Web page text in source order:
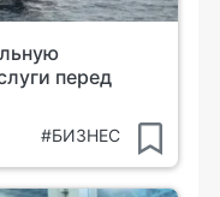
перед
#БИЗНЕС